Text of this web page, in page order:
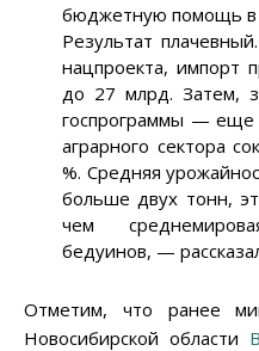
бюджетную помощь в
Результат
нацпроекта, импорт
до 27 млрд. Затем,
госпрограммы — еще
аграрного сектора
%. Средняя
больше двух тонн,
чем
бедуинов, —
Отметим, что ранее
Новосибирской области